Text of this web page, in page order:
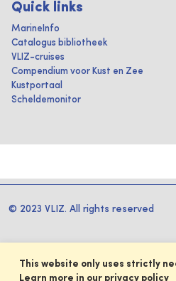
Quick links
MarineInfo
Catalogus bibliotheek
VLIZ-cruises
Compendium voor Kust en Zee
Kustportaal
Scheldemonitor
© 2023 VLIZ. All rights reserved
This website only uses strictly
Learn more in our privacy policy